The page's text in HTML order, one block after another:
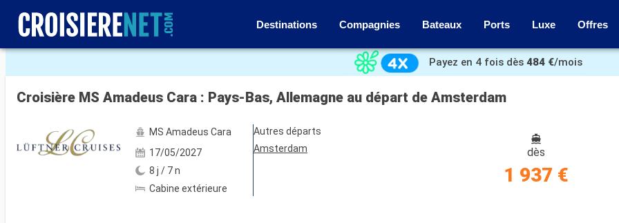
Destinations Compagnies Bateaux Ports Luxe Offres
Voir les 5 autres photos
Payez en 4 fois dès 484 €/mois
Croisière MS Amadeus Cara : Pays-Bas, Allemagne au départ de Amsterdam
MS Amadeus Cara
17/05/2027
8 j / 7 n
Cabine extérieure
Autres départs
Amsterdam
dès
1 937 €